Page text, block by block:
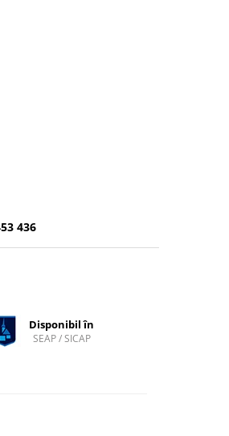
436
Disponibil în
SEAP / SICAP